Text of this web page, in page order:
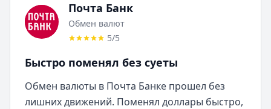
Почта Банк
Обмен валют
5/5
Быстро поменял без суеты
Обмен валюты в Почта Банке прошел без
лишних движений. Поменял доллары быстро,